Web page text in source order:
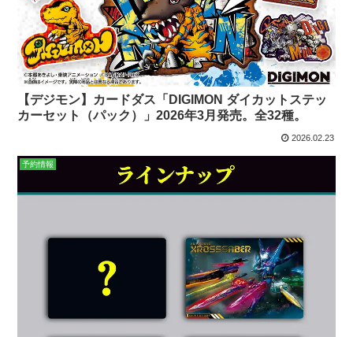
【デジモン】カードダス「DIGIMON ダイカットステッ
カーセット（パック）」2026年3月発売。全32種。
2026.02.23
予約情報